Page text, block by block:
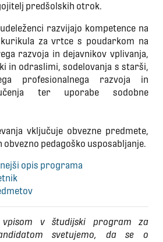
predšolskih otrok.
razvijajo kompetence na
za vrtce s poudarkom na
razvoja in dejavnikov vplivanja,
in odraslimi, sodelovanja s starši,
profesionalnega razvoja in
učenja ter uporabe sodobne
vključuje obvezne predmete,
pedagoško usposabljanje.
opis programa
vpisom v študijski program za
svetujemo, da se o